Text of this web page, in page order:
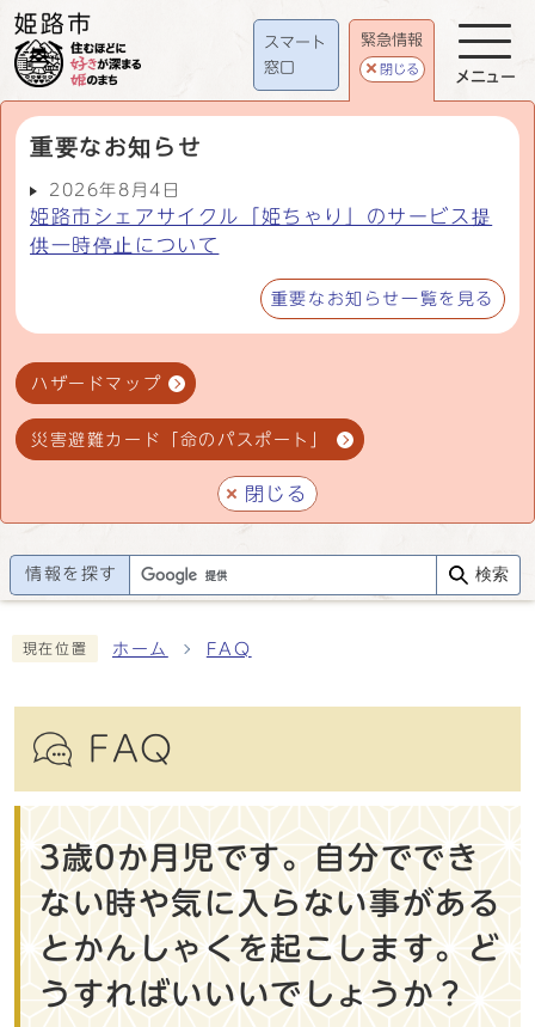
スマート
窓口
緊急情報
閉じる
重要なお知らせ
2026年8月4日
姫路市シェアサイクル「姫ちゃり」のサービス提
供一時停止について
重要なお知らせ一覧を見る
ハザードマップ
災害避難カード「命のパスポート」
閉じる
メニュー
情報を探す 検索
現在位置 ホーム FAQ
FAQ
3歳0か月児です。自分ででき
ない時や気に入らない事がある
とかんしゃくを起こします。ど
うすればいいいでしょうか？